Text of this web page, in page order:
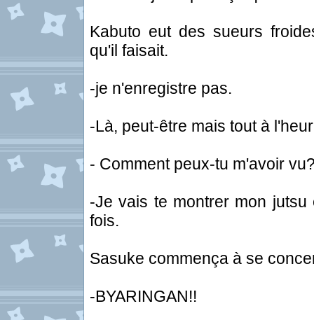
Kabuto eut des sueurs
qu'il faisait.
-je n'enregistre pas.
-Là, peut-être mais tout à
- Comment peux-tu m'avoir
-Je vais te montrer mon
fois.
Sasuke commença à se
-BYARINGAN!!